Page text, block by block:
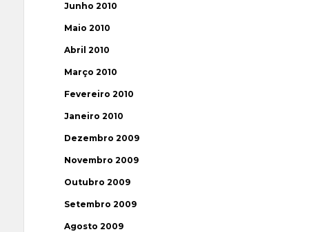
Junho 2010
Maio 2010
Abril 2010
Março 2010
Fevereiro 2010
Janeiro 2010
Dezembro 2009
Novembro 2009
Outubro 2009
Setembro 2009
Agosto 2009